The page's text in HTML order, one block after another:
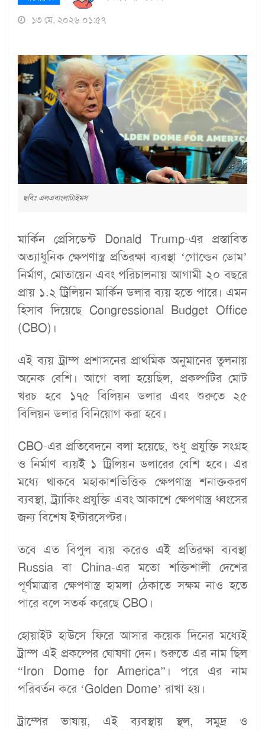
১৩ মে, ২০২৬ ০১:৫৭
ছবিঃ এলএবাংলাটাইমস
মার্কিন প্রেসিডেন্ট Donald Trump-এর প্রস্তাবিত
অত্যাধুনিক ক্ষেপণাস্ত্র প্রতিরক্ষা ব্যবস্থা ‘গোল্ডেন ডোম’
নির্মাণ, মোতায়েন এবং পরিচালনায় আগামী ২০ বছরে
প্রায় ১.২ ট্রিলিয়ন মার্কিন ডলার ব্যয় হতে পারে। এমন
হিসাব দিয়েছে Congressional Budget Office
(CBO)।
এই ব্যয় ট্রাম্প প্রশাসনের প্রাথমিক অনুমানের তুলনায়
অনেক বেশি। আগে বলা হয়েছিল, প্রকল্পটির মোট
খরচ হবে ১৭৫ বিলিয়ন ডলার এবং শুরুতে ২৫
বিলিয়ন ডলার বিনিয়োগ করা হবে।
CBO-এর প্রতিবেদনে বলা হয়েছে, শুধু প্রযুক্তি সংগ্রহ
ও নির্মাণ ব্যয়ই ১ ট্রিলিয়ন ডলারের বেশি হবে। এর
মধ্যে থাকবে মহাকাশভিত্তিক ক্ষেপণাস্ত্র শনাক্তকরণ
ব্যবস্থা, ট্র্যাকিং প্রযুক্তি এবং আকাশে ক্ষেপণাস্ত্র ধ্বংসের
জন্য বিশেষ ইন্টারসেপ্টর।
তবে এত বিপুল ব্যয় করেও এই প্রতিরক্ষা ব্যবস্থা
Russia বা China-এর মতো শক্তিশালী দেশের
পূর্ণমাত্রার ক্ষেপণাস্ত্র হামলা ঠেকাতে সক্ষম নাও হতে
পারে বলে সতর্ক করেছে CBO।
হোয়াইট হাউসে ফিরে আসার কয়েক দিনের মধ্যেই
ট্রাম্প এই প্রকল্পের ঘোষণা দেন। শুরুতে এর নাম ছিল
“Iron Dome for America”। পরে এর নাম
পরিবর্তন করে ‘Golden Dome’ রাখা হয়।
ট্রাম্পের ভাষায়, এই ব্যবস্থায় স্থল, সমুদ্র ও